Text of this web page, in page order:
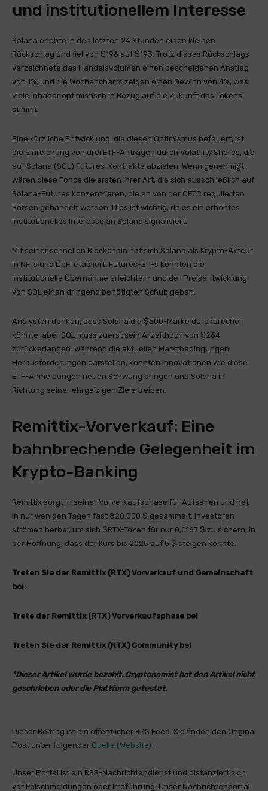
und institutionellem Interesse
Solana erlebte in den letzten 24 Stunden einen kleinen
Rückschlag und fiel von $196 auf $193. Trotz dieses Rückschlags
verzeichnete das Handelsvolumen einen bescheidenen Anstieg
von 1%, und die Wochencharts zeigen einen Gewinn von 4%, was
viele Inhaber optimistisch in Bezug auf die Zukunft des Tokens
stimmt.
Eine kürzliche Entwicklung, die diesen Optimismus befeuert, ist
die Einreichung von drei ETF-Anträgen durch Volatility Shares, die
auf Solana (SOL) Futures-Kontrakte abzielen. Wenn genehmigt,
wären diese Fonds die ersten ihrer Art, die sich ausschließlich auf
Solana-Futures konzentrieren, die an von der CFTC regulierten
Börsen gehandelt werden. Dies ist wichtig, da es ein erhöhtes
institutionelles Interesse an Solana signalisiert.
Mit seiner schnellen Blockchain hat sich Solana als Krypto-Akteur
in NFTs und DeFi etabliert. Futures-ETFs könnten die
institutionelle Übernahme erleichtern und der Preisentwicklung
von SOL einen dringend benötigten Schub geben.
Analysten denken, dass Solana die $500-Marke durchbrechen
könnte, aber SOL muss zuerst sein Allzeithoch von $264
zurückerlangen. Während die aktuellen Marktbedingungen
Herausforderungen darstellen, könnten Innovationen wie diese
ETF-Anmeldungen neuen Schwung bringen und Solana in
Richtung seiner ehrgeizigen Ziele treiben.
Remittix-Vorverkauf: Eine
bahnbrechende Gelegenheit im
Krypto-Banking
Remittix sorgt in seiner Vorverkaufsphase für Aufsehen und hat
in nur wenigen Tagen fast 820.000 $ gesammelt. Investoren
strömen herbei, um sich $RTX-Token für nur 0,0167 $ zu sichern, in
der Hoffnung, dass der Kurs bis 2025 auf 5 $ steigen könnte.
Treten Sie der Remittix (RTX) Vorverkauf und Gemeinschaft
bei:
Trete der Remittix (RTX) Vorverkaufsphase bei
Treten Sie der Remittix (RTX) Community bei
*Dieser Artikel wurde bezahlt. Cryptonomist hat den Artikel nicht
geschrieben oder die Plattform getestet.
Dieser Beitrag ist ein öffentlicher RSS Feed. Sie finden den Original
Post unter folgender Quelle (Website) .
Unser Portal ist ein RSS-Nachrichtendienst und distanziert sich
vor Falschmeldungen oder Irreführung. Unser Nachrichtenportal